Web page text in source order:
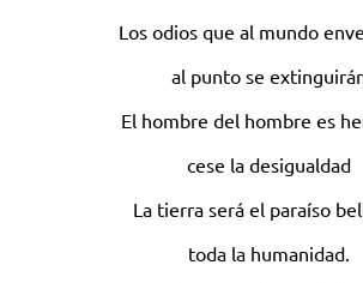
Los odios que al mundo
al punto se
El hombre del hombre es
cese la desigualdad
La tierra será el paraíso
toda la humanidad.